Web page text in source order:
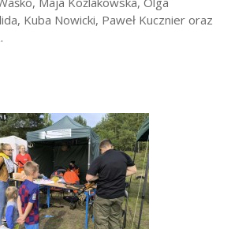
Kuba Nowicki, Paweł Kucznier oraz